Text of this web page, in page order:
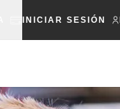
INICIAR SESIÓN